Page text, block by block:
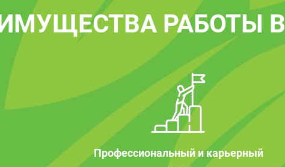
РАБОТЫ В
Профессиональный и карьерный